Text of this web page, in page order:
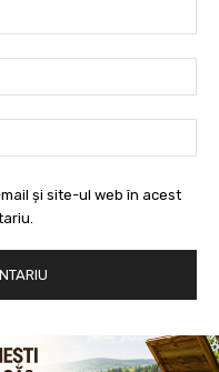
și site-ul web în acest